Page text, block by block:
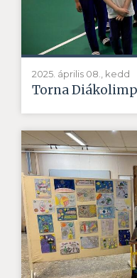
2025. április 08., kedd
Torna